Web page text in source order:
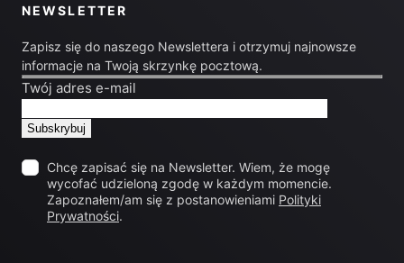
NEWSLETTER
Zapisz się do naszego Newslettera i otrzymuj najnowsze
informacje na Twoją skrzynkę pocztową.
Twój adres e-mail
Chcę zapisać się na Newsletter. Wiem, że mogę
wycofać udzieloną zgodę w każdym momencie.
Zapoznałem/am się z postanowieniami Polityki
Prywatności.